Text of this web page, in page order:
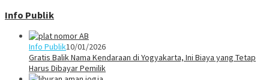
Info Publik
Info Publik10/01/2026
Gratis Balik Nama Kendaraan di Yogyakarta, Ini Biaya yang Tetap
Harus Dibayar Pemilik